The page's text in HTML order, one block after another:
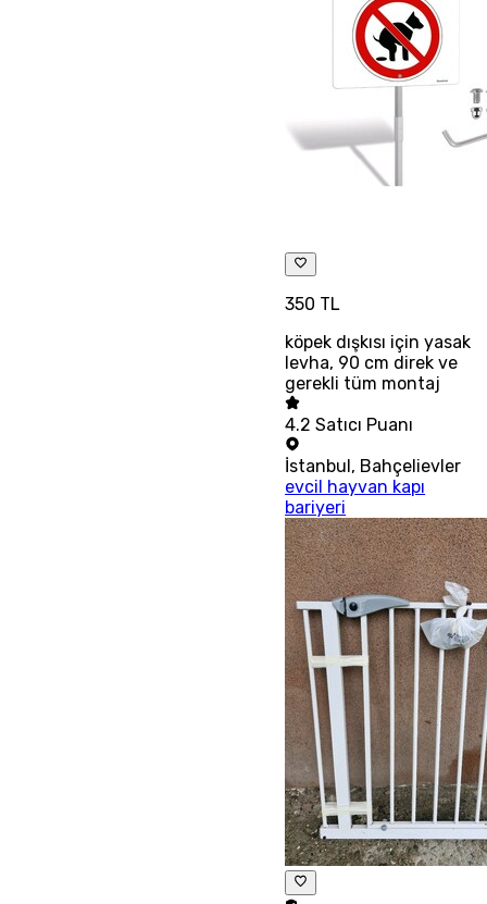
350 TL
köpek dışkısı için yasak
levha, 90 cm direk ve
gerekli tüm montaj
4.2 Satıcı Puanı
İstanbul , Bahçelievler
evcil hayvan kapı
bariyeri